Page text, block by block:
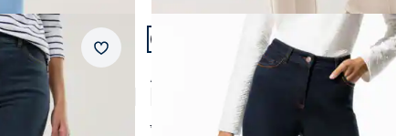
Merkzettel
Artikel 11 von 24.
Passform Regular Fit.
Regular Fit
Alaska-Jeans
4,8 (56)
ab € 149,99